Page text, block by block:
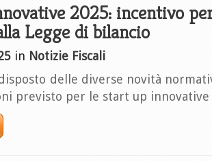
2025: incentivo
Legge di bilancio
in Notizie Fiscali
delle diverse novità
previsto per le start up innovative